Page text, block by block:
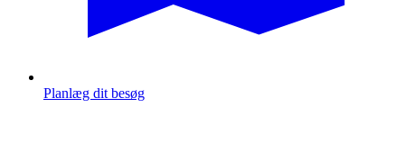
Planlæg dit besøg